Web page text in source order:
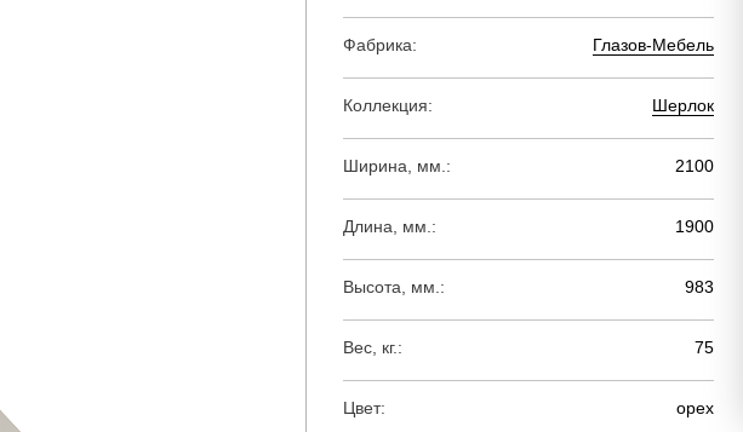
Фабрика: Глазов-Мебель
Коллекция: Шерлок
Ширина, мм.: 2100
Длина, мм.: 1900
Высота, мм.: 983
Вес, кг.: 75
Цвет: орех